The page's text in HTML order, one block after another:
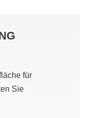
für
Sie